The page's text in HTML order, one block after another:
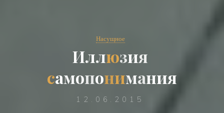
Насущное
Иллюзия
самопонимания
12.06.2015